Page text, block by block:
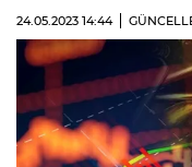
24.05.2023 14:44